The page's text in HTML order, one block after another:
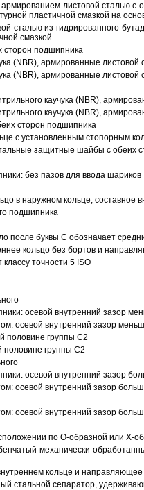
листовой сталью
пластичной смазкой на
сталью из гидрированного
смазкой
сторон подшипника
(NBR), армированные
(NBR), армированные
каучука (NBR),
каучука (NBR),
сторон подшипника
с установленным
защитные шайбы с обеих
без пазов для ввода шариков
в наружном кольце; составное
подшипника
после буквы С обозначает
кольцо без бортов и
точности 5 ISO
осевой внутренний зазор
осевой внутренний зазор
половине группы C2
половине группы C2
осевой внутренний зазор
осевой внутренний зазор
осевой внутренний зазор
по О-образной или Х-
механически
кольце и направляющее
стальной сепаратор,